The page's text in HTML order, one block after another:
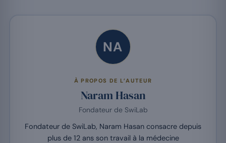
NA
À PROPOS DE L’AUTEUR
Naram Hasan
Fondateur de SwiLab
Fondateur de SwiLab, Naram Hasan consacre depuis
plus de 12 ans son travail à la médecine